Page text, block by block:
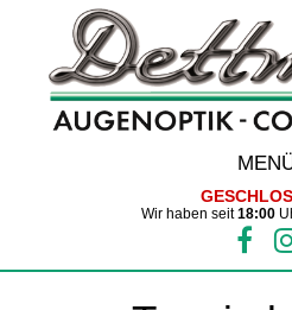
Wir haben seit18:00